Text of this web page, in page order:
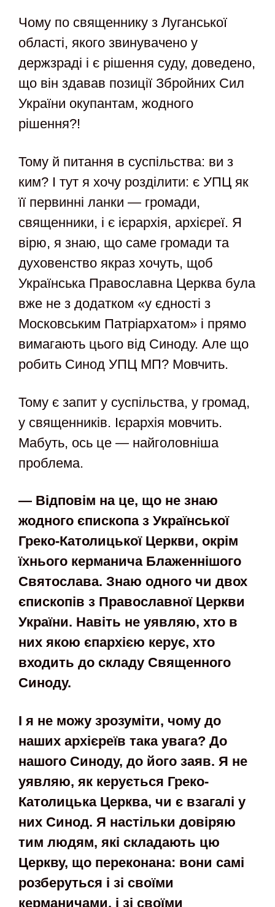
Чому по священнику з Луганської
області, якого звинувачено у
держзраді і є рішення суду, доведено,
що він здавав позиції Збройних Сил
України окупантам, жодного
рішення?!
Тому й питання в суспільства: ви з
ким? І тут я хочу розділити: є УПЦ як
її первинні ланки — громади,
священники, і є ієрархія, архієреї. Я
вірю, я знаю, що саме громади та
духовенство якраз хочуть, щоб
Українська Православна Церква була
вже не з додатком «у єдності з
Московським Патріархатом» і прямо
вимагають цього від Синоду. Але що
робить Синод УПЦ МП? Мовчить.
Тому є запит у суспільства, у громад,
у священників. Ієрархія мовчить.
Мабуть, ось це — найголовніша
проблема.
— Відповім на це, що не знаю
жодного єпископа з Української
Греко-Католицької Церкви, окрім
їхнього керманича Блаженнішого
Святослава. Знаю одного чи двох
єпископів з Православної Церкви
України. Навіть не уявляю, хто в
них якою єпархією керує, хто
входить до складу Священного
Синоду.
І я не можу зрозуміти, чому до
наших архієреїв така увага? До
нашого Синоду, до його заяв. Я не
уявляю, як керується Греко-
Католицька Церква, чи є взагалі у
них Синод. Я настільки довіряю
тим людям, які складають цю
Церкву, що переконана: вони самі
розберуться і зі своїми
керманичами, і зі своїми